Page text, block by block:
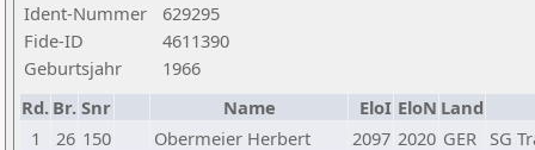
Ident-Nummer
629295
Fide-ID
4611390
Geburtsjahr
1966
Rd. Br. Snr Name EloI EloN Land
1
26 150 Obermeier Herbert 2097 2020 GER SG